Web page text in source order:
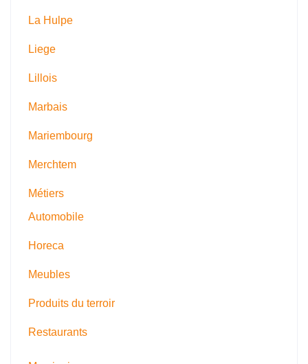
La Hulpe
Liege
Lillois
Marbais
Mariembourg
Merchtem
Métiers
Automobile
Horeca
Meubles
Produits du terroir
Restaurants